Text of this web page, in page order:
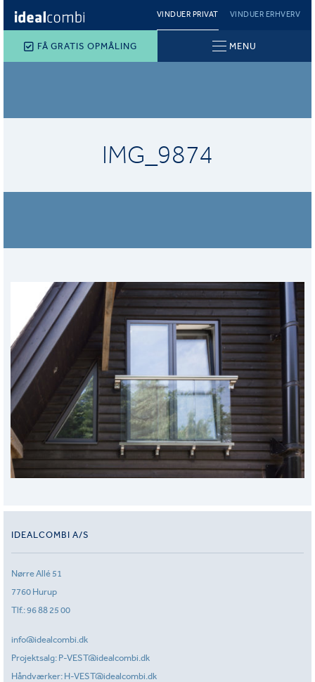
VINDUER PRIVAT VINDUER ERHVERV
FÅ GRATIS OPMÅLING MENU
IMG_9874
IDEALCOMBI A/S
Nørre Allé 51
7760 Hurup
Tlf.:96 88 25 00
info@idealcombi.dk
Projektsalg: P-VEST@idealcombi.dk
Håndværker: H-VEST@idealcombi.dk